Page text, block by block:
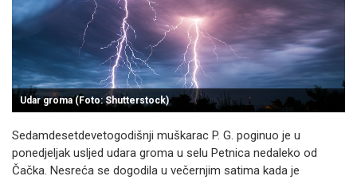
Udar groma (Foto: Shutterstock)
Sedamdesetdevetogodišnji muškarac P. G. poginuo je u
ponedjeljak usljed udara groma u selu Petnica nedaleko od
Čačka. Nesreća se dogodila u večernjim satima kada je